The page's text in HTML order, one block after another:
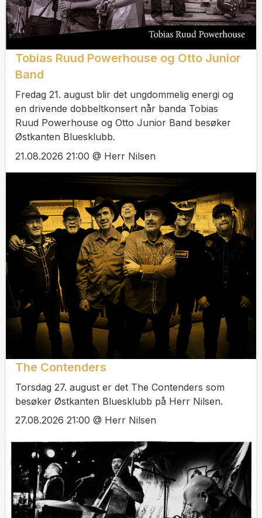
Tobias Ruud Powerhouse og Otto Junior
Band
Fredag 21. august blir det ungdommelig energi og
en drivende dobbeltkonsert når banda Tobias
Ruud Powerhouse og Otto Junior Band besøker
Østkanten Bluesklubb.
21.08.2026 21:00 @ Herr Nilsen
The Contenders
Torsdag 27. august er det The Contenders som
besøker Østkanten Bluesklubb på Herr Nilsen.
27.08.2026 21:00 @ Herr Nilsen